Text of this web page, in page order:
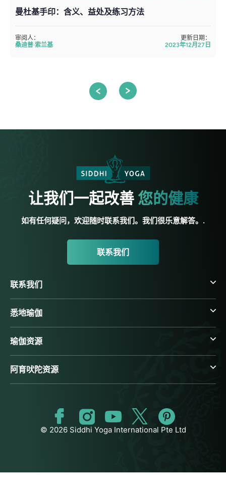
曼杜基手印：含义、益处及练习方法
审阅人：
桑迪普·索兰基
更新日期：
2023年12月27日
让我们一起改善 您的健康
如有任何疑问，欢迎随时联系我们。我们很乐意解答。.
联系我们
联系我们
悉地瑜伽
瑜伽资源
阿育吠陀资源
© 2026 Siddhi Yoga International Pte Ltd